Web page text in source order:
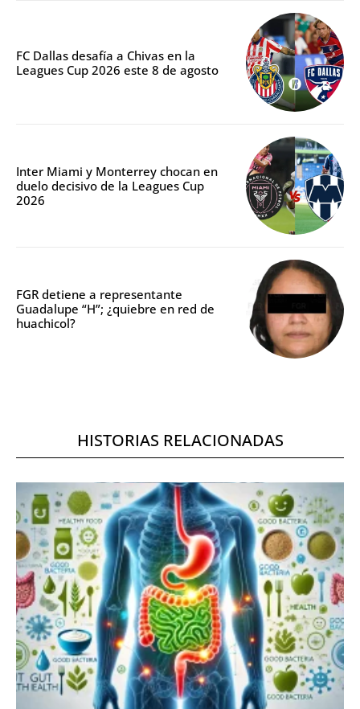
FC Dallas desafía a Chivas en la
Leagues Cup 2026 este 8 de agosto
Inter Miami y Monterrey chocan en
duelo decisivo de la Leagues Cup
2026
FGR detiene a representante
Guadalupe “H”; ¿quiebre en red de
huachicol?
HISTORIAS RELACIONADAS